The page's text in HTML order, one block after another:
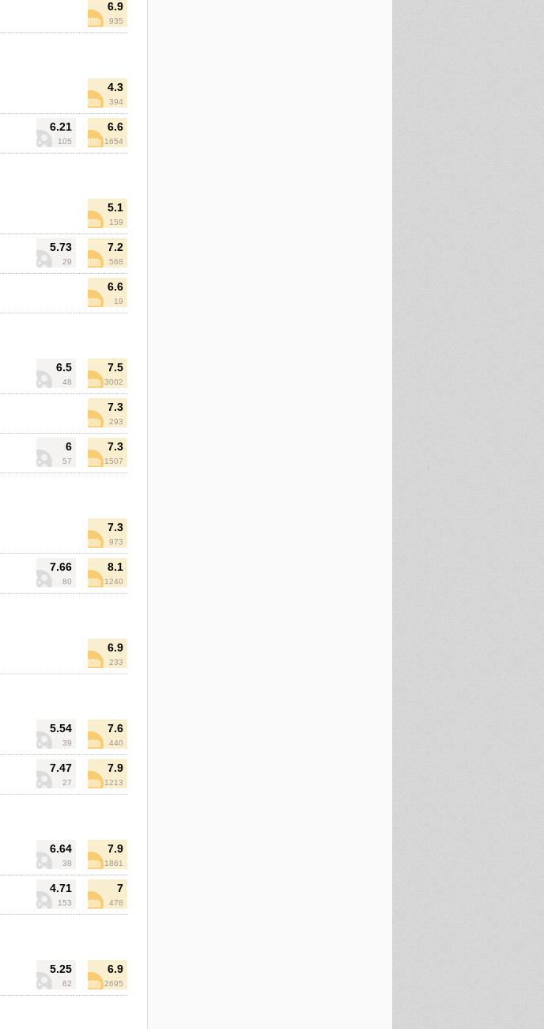
6.9
935
4.3
394
6.21
105
6.6
1654
5.1
159
5.73
29
7.2
568
6.6
19
6.5
48
7.5
3002
7.3
293
6
57
7.3
1507
7.3
973
7.66
80
8.1
1240
6.9
233
5.54
39
7.6
440
7.47
27
7.9
1213
6.64
38
7.9
1861
4.71
153
7
478
5.25
62
6.9
2695